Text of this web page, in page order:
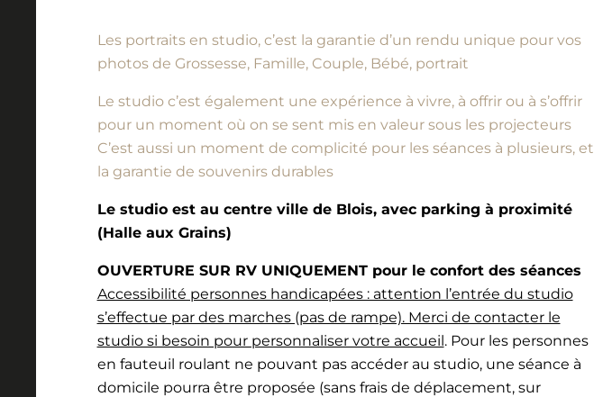
Les portraits en studio, c’est la garantie d’un rendu unique pour vos
photos de Grossesse, Famille, Couple, Bébé, portrait
Le studio c’est également une expérience à vivre, à offrir ou à s’offrir
pour un moment où on se sent mis en valeur sous les projecteurs
C’est aussi un moment de complicité pour les séances à plusieurs, et
la garantie de souvenirs durables
Le studio est au centre ville de Blois, avec parking à proximité
(Halle aux Grains)
OUVERTURE SUR RV UNIQUEMENT pour le confort des séances
Accessibilité personnes handicapées : attention l’entrée du studio
s’effectue par des marches (pas de rampe). Merci de contacter le
studio si besoin pour personnaliser votre accueil. Pour les personnes
en fauteuil roulant ne pouvant pas accéder au studio, une séance à
domicile pourra être proposée (sans frais de déplacement, sur